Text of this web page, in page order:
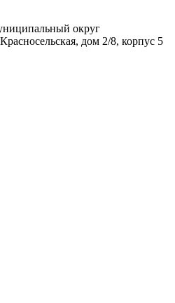
округ
дом 2/8, корпус 5